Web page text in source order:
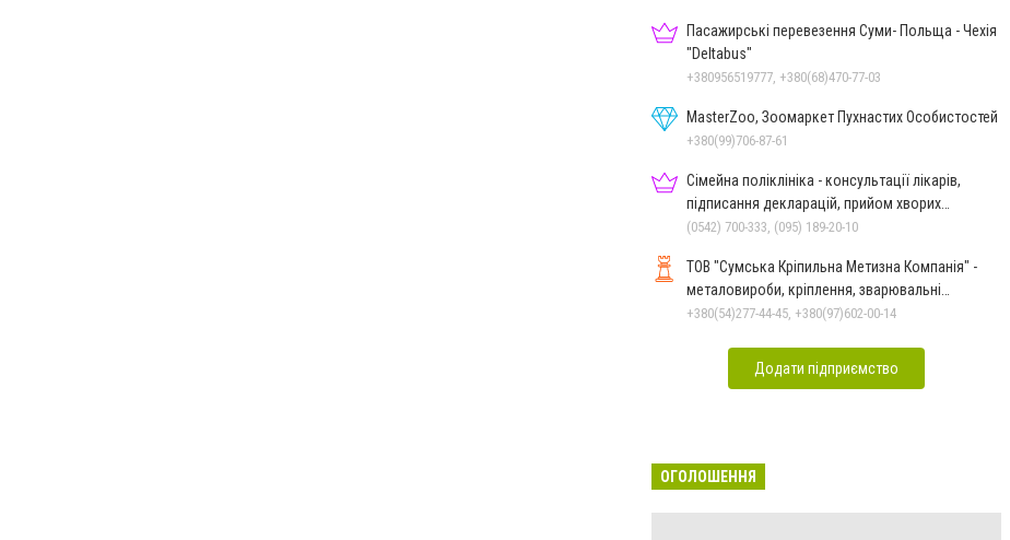
Пасажирські перевезення Суми- Польща - Чехія
"Deltabus"
+380956519777, +380(68)470-77-03
MasterZoo, Зоомаркет Пухнастих Особистостей
+380(99)706-87-61
Сімейна поліклініка - консультації лікарів,
підписання декларацій, прийом хворих
дорослих та дітей
(0542) 700-333, (095) 189-20-10
ТОВ "Сумська Кріпильна Метизна Компанія" -
металовироби, кріплення, зварювальні
електроди у м.Суми
+380(54)277-44-45, +380(97)602-00-14
Додати підприємство
ОГОЛОШЕННЯ